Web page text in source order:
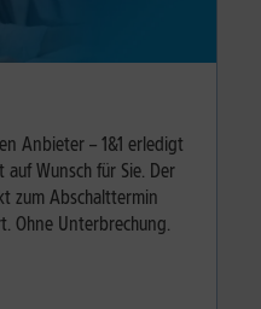
Anbieter – 1&1 erledigt
Wunsch für Sie. Der
zum Abschalttermin
Ohne Unterbrechung.